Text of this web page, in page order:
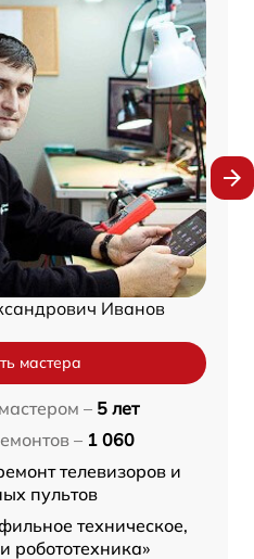
Иванов
мастера
– 5 лет
– 1 060
телевизоров и
пультов
техническое,
робототехника»